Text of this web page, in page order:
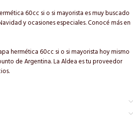
60cc si o si mayorista es muy buscado
y ocasiones especiales. Conocé más en
hermética 60cc si o si mayorista hoy mismo
de Argentina. La Aldea es tu proveedor